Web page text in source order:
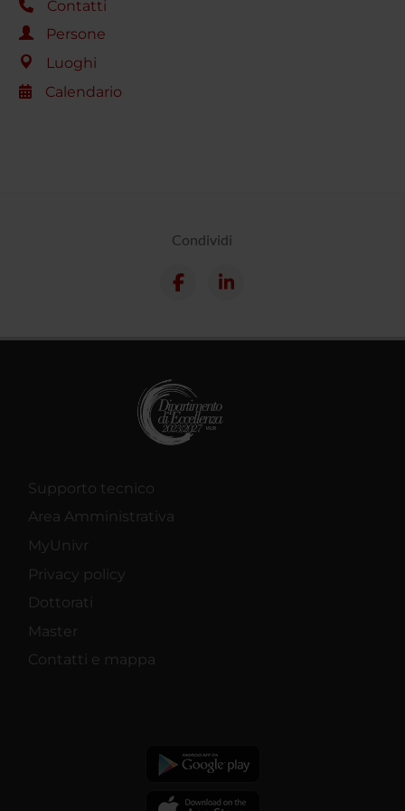
Contatti
Persone
Luoghi
Calendario
Condividi
Supporto tecnico
Area Amministrativa
MyUnivr
Privacy policy
Dottorati
Master
Contatti e mappa